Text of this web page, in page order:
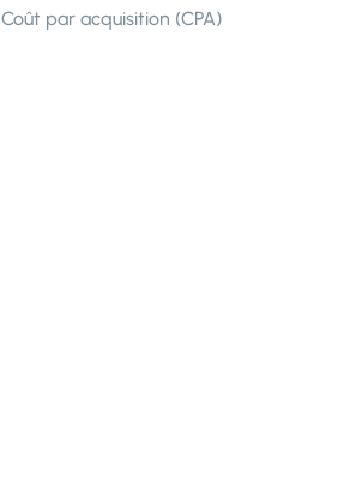
Coût par acquisition (CPA)